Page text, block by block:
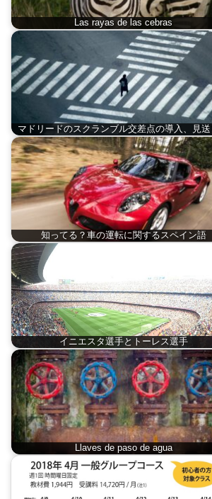
Las rayas de las cebras
マドリードのスクランブル交差点の導入、見
知ってる？車の運転に関するスペイン語
イニエスタ選手とトーレス選手
Llaves de paso de agua